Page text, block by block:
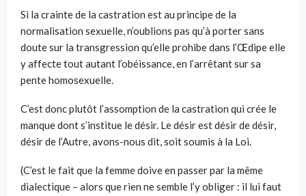
Si la crainte de la castration est au principe de la
normalisation sexuelle, n’oublions pas qu’à porter sans
doute sur la transgression qu’elle prohibe dans l’Œdipe elle
y affecte tout autant l’obéissance, en l’arrêtant sur sa
pente homosexuelle.
C’est donc plutôt l’assomption de la castration qui crée le
manque dont s’institue le désir. Le désir est désir de désir,
désir de l’Autre, avons-nous dit, soit soumis à la Loi.
(C’est le fait que la femme doive en passer par la même
dialectique – alors que rien ne semble l’y obliger : il lui faut